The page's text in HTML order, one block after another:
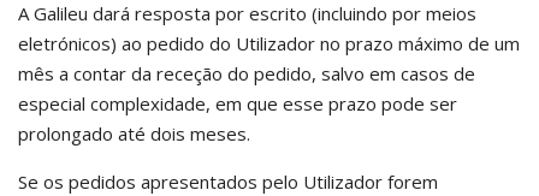
A Galileu dará resposta por escrito (incluindo por meios
eletrónicos) ao pedido do Utilizador no prazo máximo de um
mês a contar da receção do pedido, salvo em casos de
especial complexidade, em que esse prazo pode ser
prolongado até dois meses.
Se os pedidos apresentados pelo Utilizador forem